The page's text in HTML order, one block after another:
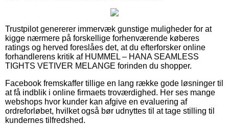
Trustpilot genererer immervæk gunstige muligheder for at
kigge nærmere på forskellige forhenværende køberes
ratings og herved foreslåes det, at du efterforsker online
forhandlerens kritik af HUMMEL – HANA SEAMLESS
TIGHTS VETIVER MELANGE forinden du shopper.
Facebook fremskaffer tillige en lang række gode løsninger til
at få indblik i online firmaets troværdighed. Her ses mange
webshops hvor kunder kan afgive en evaluering af
ordreforløbet, hvilket også bør udnyttes til at tage stilling til
kundernes tilfredshed.